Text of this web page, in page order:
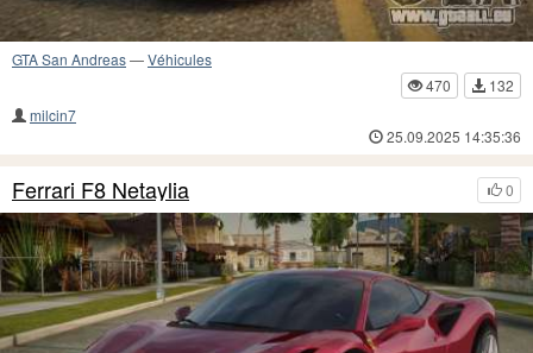
GTA San Andreas—Véhicules
470
132
milcin7
25.09.2025 14:35:36
0
Ferrari F8 Netaylia